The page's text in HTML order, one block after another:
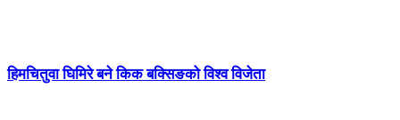
हिमचितुवा घिमिरे बने किक बक्सिङको विश्व विजेता